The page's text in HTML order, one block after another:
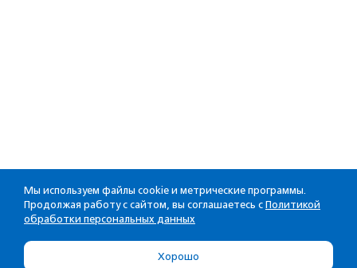
Мы используем файлы cookie и метрические программы.
Продолжая работу с сайтом, вы соглашаетесь с Политикой
обработки персональных данных
Хорошо